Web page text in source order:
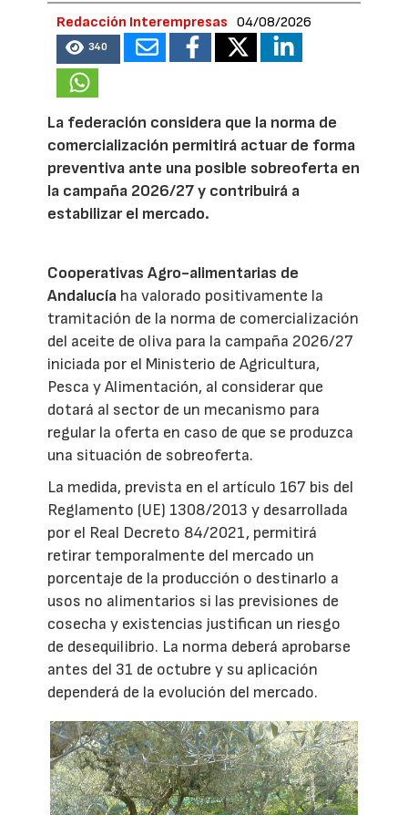
Redacción Interempresas 04/08/2026
340
La federación considera que la norma de
comercialización permitirá actuar de forma
preventiva ante una posible sobreoferta en
la campaña 2026/27 y contribuirá a
estabilizar el mercado.
Cooperativas Agro-alimentarias de
Andalucía ha valorado positivamente la
tramitación de la norma de comercialización
del aceite de oliva para la campaña 2026/27
iniciada por el Ministerio de Agricultura,
Pesca y Alimentación, al considerar que
dotará al sector de un mecanismo para
regular la oferta en caso de que se produzca
una situación de sobreoferta.
La medida, prevista en el artículo 167 bis del
Reglamento (UE) 1308/2013 y desarrollada
por el Real Decreto 84/2021, permitirá
retirar temporalmente del mercado un
porcentaje de la producción o destinarlo a
usos no alimentarios si las previsiones de
cosecha y existencias justifican un riesgo
de desequilibrio. La norma deberá aprobarse
antes del 31 de octubre y su aplicación
dependerá de la evolución del mercado.